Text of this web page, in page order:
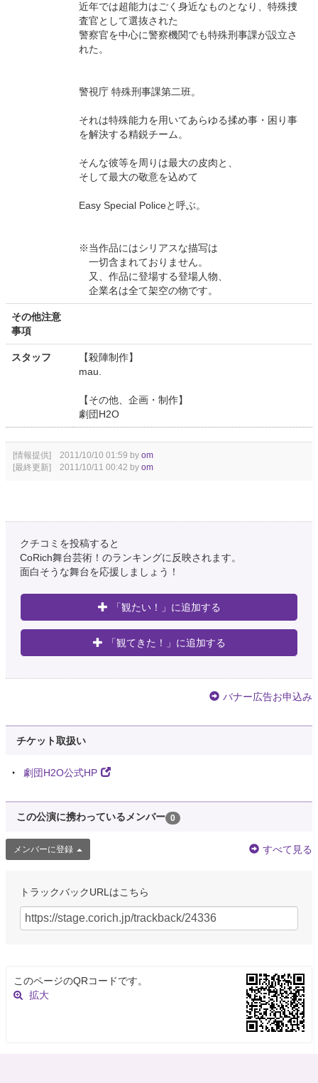
近年では超能力はごく身近なものとなり、特殊捜
査官として選抜された
警察官を中心に警察機関でも特殊刑事課が設立さ
れた。
警視庁 特殊刑事課第二班。
それは特殊能力を用いてあらゆる揉め事・困り事
を解決する精鋭チーム。
そんな彼等を周りは最大の皮肉と、
そして最大の敬意を込めて
Easy Special Policeと呼ぶ。
※当作品にはシリアスな描写は
一切含まれておりません。
又、作品に登場する登場人物、
企業名は全て架空の物です。
その他注意
事項
スタッフ
【殺陣制作】
mau.
【その他、企画・制作】
劇団H2O
[情報提供] 2011/10/10 01:59 by om
[最終更新] 2011/10/11 00:42 by om
クチコミを投稿すると
CoRich舞台芸術！のランキングに反映されます。
面白そうな舞台を応援しましょう！
「観たい！」に追加する
「観てきた！」に追加する
バナー広告お申込み
チケット取扱い
劇団H2O公式HP
この公演に携わっているメンバー 0
メンバーに登録 すべて見る
トラックバックURLはこちら
このページのQRコードです。
拡大